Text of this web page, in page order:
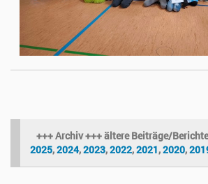
+++ Archiv +++ ältere Beiträge/
2025,2024,2023,2022,2021,2020,